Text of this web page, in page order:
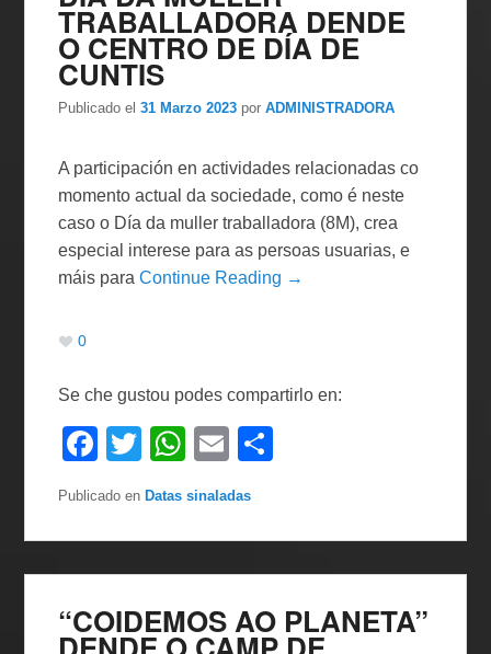
o
k
p
TRABALLADORA DENDE
O CENTRO DE DÍA DE
CUNTIS
Publicado el31 Marzo 2023 porADMINISTRADORA
A participación en actividades relacionadas co
momento actual da sociedade, como é neste
caso o Día da muller traballadora (8M), crea
especial interese para as persoas usuarias, e
máis paraContinue Reading →
0
Se che gustou podes compartirlo en:
F
c
e
b
o
T
tt
er
W
at
s
A
p
E
ail
p
ar
tir
Publicado en Datas sinaladas
“COIDEMOS AO PLANETA”